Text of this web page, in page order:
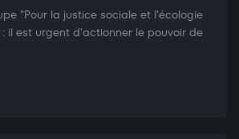
"Pour la justice sociale et l'écologie
il est urgent d'actionner le pouvoir de